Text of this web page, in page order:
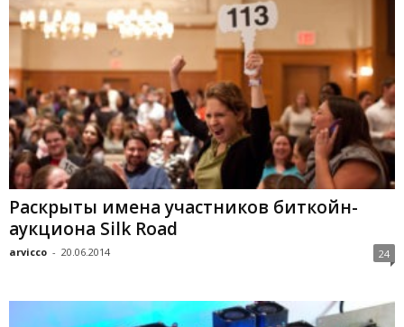
Раскрыты имена участников биткойн-
аукциона Silk Road
arvicco - 20.06.2014 24